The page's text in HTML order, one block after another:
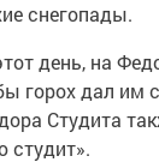
снегопады.
день, на
горох дал им
Студита
студит».